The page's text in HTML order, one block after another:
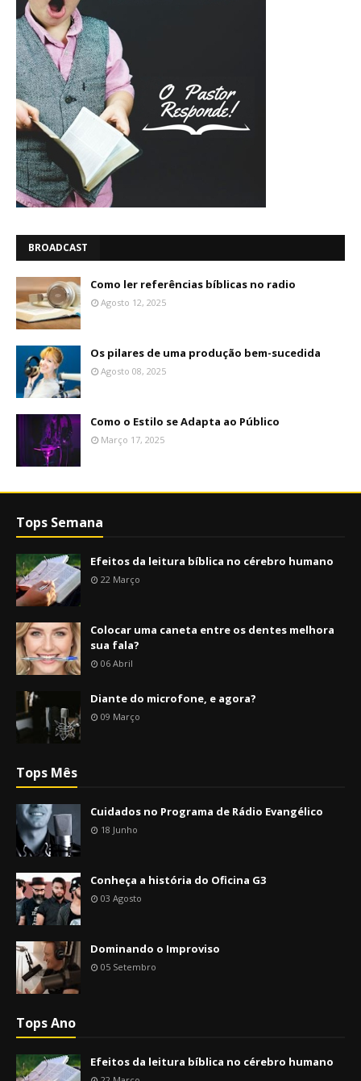
BROADCAST
Como ler referências bíblicas no radio
Agosto 12, 2025
Os pilares de uma produção bem-sucedida
Agosto 08, 2025
Como o Estilo se Adapta ao Público
Março 17, 2025
Tops Semana
Efeitos da leitura bíblica no cérebro humano
22 Março
Colocar uma caneta entre os dentes melhora
sua fala?
06 Abril
Diante do microfone, e agora?
09 Março
Tops Mês
Cuidados no Programa de Rádio Evangélico
18 Junho
Conheça a história do Oficina G3
03 Agosto
Dominando o Improviso
05 Setembro
Tops Ano
Efeitos da leitura bíblica no cérebro humano